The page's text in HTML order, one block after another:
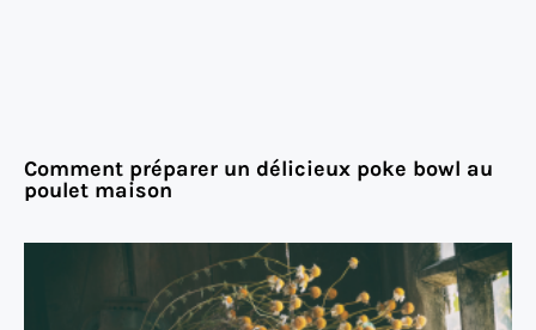
Comment préparer un délicieux poke bowl au
poulet maison